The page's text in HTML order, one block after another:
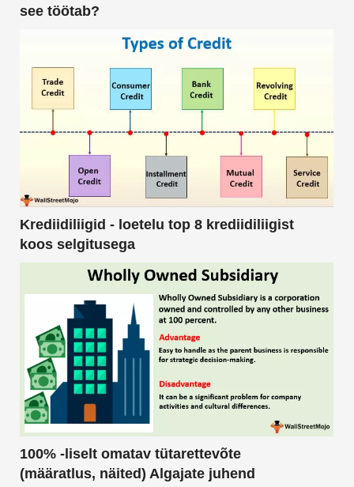
see töötab?
Krediidiliigid - loetelu top 8 krediidiliigist
koos selgitusega
100% -liselt omatav tütarettevõte
(määratlus, näited) Algajate juhend